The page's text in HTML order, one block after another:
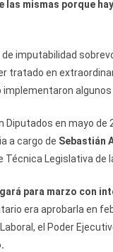
las mismas porque
imputabilidad
tratado en
en mayo de
a cargo de Sebastián
Técnica Legislativa de
para marzo con
era aprobarla en
el Poder